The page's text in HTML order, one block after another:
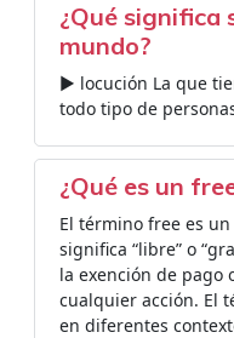
¿Qué significa
mundo?
► locución La que
todo tipo de
¿Qué es un
El término free es
significa “libre” o
la exención de pago
cualquier acción. El
en diferentes